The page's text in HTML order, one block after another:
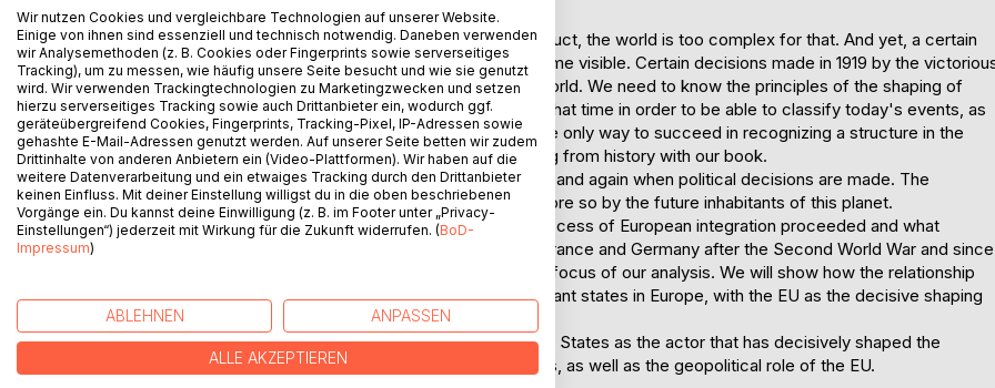
CONTENT OF THE BOOK
Human history does not proceed like a mechanical construct, the world is too complex for that. And yet, a certain
direction and consistency in historical development become visible. Certain decisions made in 1919 by the
powers of the First World War led to a new order in the world. We need to know the principles of the shaping of
power and domination that underpinned the decisions of that time in order to be able to classify today's events, as
well as the actions of political decision-makers. This is the only way to succeed in recognizing a structure in the
supposed chaos around us. We want to serve this learning from history with our book.
The insights gained then ask us to take a close look again and again when political decisions are made. The
consequences must be borne not only by us, but even more so by the future inhabitants of this planet.
This book aims to use critical events to show how this process of European integration proceeded and what
important results it has led to. The relationship between France and Germany after the Second World War and since
the reunification of Germany and Europe after 1990 is the focus of our analysis. We will show how the relationship
between the two economically and politically most important states in Europe, with the EU as the decisive shaping
framework, has developed.
We are paying particular attention to the role of the United States as the actor that has decisively shaped the
creation process and consequently the political structures, as well as the geopolitical role of the EU.
Wir nutzen Cookies und vergleichbare Technologien auf unserer Website.
Einige von ihnen sind essenziell und technisch notwendig. Daneben verwenden
wir Analysemethoden (z. B. Cookies oder Fingerprints sowie serverseitiges
Tracking), um zu messen, wie häufig unsere Seite besucht und wie sie genutzt
wird. Wir verwenden Trackingtechnologien zu Marketingzwecken und setzen
hierzu serverseitiges Tracking sowie auch Drittanbieter ein, wodurch ggf.
geräteübergreifend Cookies, Fingerprints, Tracking-Pixel, IP-Adressen sowie
gehashte E-Mail-Adressen genutzt werden. Auf unserer Seite betten wir zudem
Drittinhalte von anderen Anbietern ein (Video-Plattformen). Wir haben auf die
weitere Datenverarbeitung und ein etwaiges Tracking durch den Drittanbieter
keinen Einfluss. Mit deiner Einstellung willigst du in die oben beschriebenen
Vorgänge ein. Du kannst deine Einwilligung (z. B. im Footer unter „Privacy-
Einstellungen“) jederzeit mit Wirkung für die Zukunft widerrufen. (BoD-
Impressum)
ABLEHNEN ANPASSEN
ALLE AKZEPTIEREN